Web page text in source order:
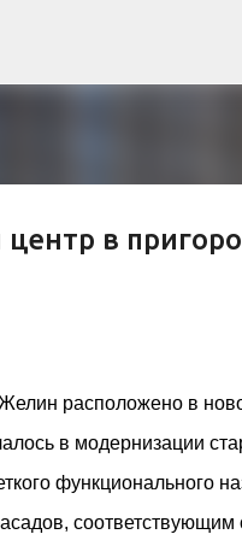
и
на
интеграции
«Théia» (75 квартир,
& Sens» (38 квартир,
с учетом
Успех
в
расположено в
в модернизации
функционального
соответствующим